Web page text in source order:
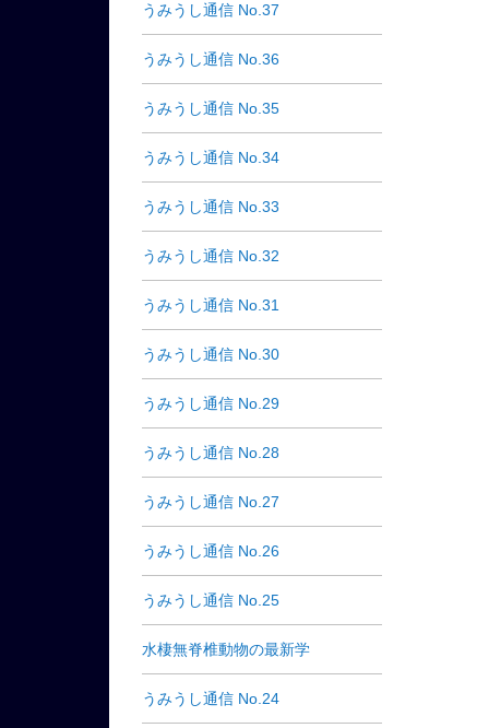
うみうし通信 No.37
うみうし通信 No.36
うみうし通信 No.35
うみうし通信 No.34
うみうし通信 No.33
うみうし通信 No.32
うみうし通信 No.31
うみうし通信 No.30
うみうし通信 No.29
うみうし通信 No.28
うみうし通信 No.27
うみうし通信 No.26
うみうし通信 No.25
水棲無脊椎動物の最新学
うみうし通信 No.24